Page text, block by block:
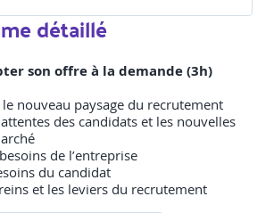
détaillé
son offre à la demande (3h)
nouveau paysage du recrutement
des candidats et les nouvelles
de l’entreprise
du candidat
et les leviers du recrutement